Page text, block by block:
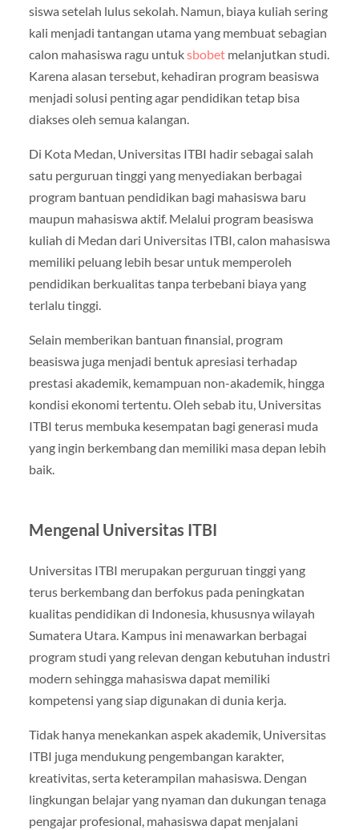
siswa setelah lulus sekolah. Namun, biaya kuliah sering
kali menjadi tantangan utama yang membuat sebagian
calon mahasiswa ragu untuksbobetmelanjutkan studi.
Karena alasan tersebut, kehadiran program beasiswa
menjadi solusi penting agar pendidikan tetap bisa
diakses oleh semua kalangan.
Di Kota Medan, Universitas ITBI hadir sebagai salah
satu perguruan tinggi yang menyediakan berbagai
program bantuan pendidikan bagi mahasiswa baru
maupun mahasiswa aktif. Melalui program beasiswa
kuliah di Medan dari Universitas ITBI, calon mahasiswa
memiliki peluang lebih besar untuk memperoleh
pendidikan berkualitas tanpa terbebani biaya yang
terlalu tinggi.
Selain memberikan bantuan finansial, program
beasiswa juga menjadi bentuk apresiasi terhadap
prestasi akademik, kemampuan non-akademik, hingga
kondisi ekonomi tertentu. Oleh sebab itu, Universitas
ITBI terus membuka kesempatan bagi generasi muda
yang ingin berkembang dan memiliki masa depan lebih
baik.
Mengenal Universitas ITBI
Universitas ITBI merupakan perguruan tinggi yang
terus berkembang dan berfokus pada peningkatan
kualitas pendidikan di Indonesia, khususnya wilayah
Sumatera Utara. Kampus ini menawarkan berbagai
program studi yang relevan dengan kebutuhan industri
modern sehingga mahasiswa dapat memiliki
kompetensi yang siap digunakan di dunia kerja.
Tidak hanya menekankan aspek akademik, Universitas
ITBI juga mendukung pengembangan karakter,
kreativitas, serta keterampilan mahasiswa. Dengan
lingkungan belajar yang nyaman dan dukungan tenaga
pengajar profesional, mahasiswa dapat menjalani